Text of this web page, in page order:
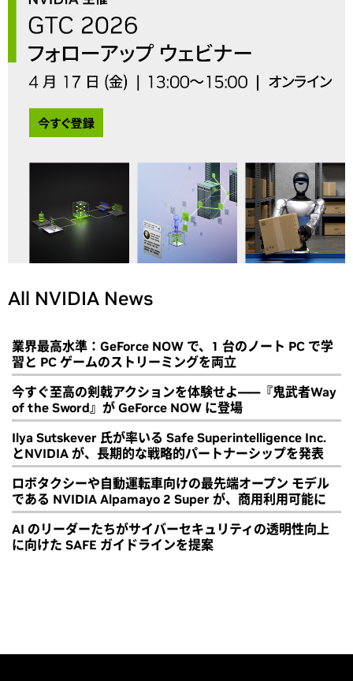
All NVIDIA News
業界最高水準：GeForce NOW で、1 台のノート PC で学
習と PC ゲームのストリーミングを両立
今すぐ至高の剣戟アクションを体験せよ――『鬼武者Way
of the Sword』が GeForce NOW に登場
Ilya Sutskever 氏が率いる Safe Superintelligence Inc.
とNVIDIA が、長期的な戦略的パートナーシップを発表
ロボタクシーや自動運転車向けの最先端オープン モデル
である NVIDIA Alpamayo 2 Super が、商用利用可能に
AI のリーダーたちがサイバーセキュリティの透明性向上
に向けた SAFE ガイドラインを提案